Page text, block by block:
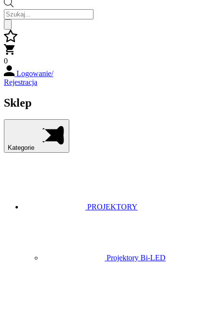
Wyszukiwarka
produktów
0
Logowanie/
Rejestracja
Sklep
Kategorie
PROJEKTORY
Projektory Bi-LED